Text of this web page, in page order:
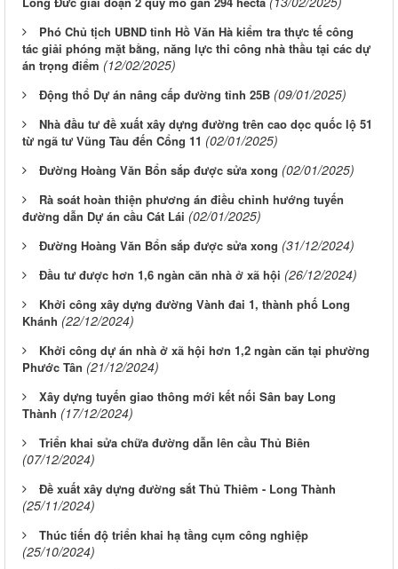
Phó Chủ tịch UBND tỉnh Hồ Văn Hà kiểm tra thực tế công
tác giải phóng mặt bằng, năng lực thi công nhà thầu tại các dự
án trọng điểm (12/02/2025)
Động thổ Dự án nâng cấp đường tỉnh 25B (09/01/2025)
Nhà đầu tư đề xuất xây dựng đường trên cao dọc quốc lộ 51
từ ngã tư Vũng Tàu đến Cổng 11 (02/01/2025)
Đường Hoàng Văn Bổn sắp được sửa xong (02/01/2025)
Rà soát hoàn thiện phương án điều chỉnh hướng tuyến
đường dẫn Dự án cầu Cát Lái (02/01/2025)
Đường Hoàng Văn Bổn sắp được sửa xong (31/12/2024)
Đầu tư được hơn 1,6 ngàn căn nhà ở xã hội (26/12/2024)
Khởi công xây dựng đường Vành đai 1, thành phố Long
Khánh (22/12/2024)
Khởi công dự án nhà ở xã hội hơn 1,2 ngàn căn tại phường
Phước Tân (21/12/2024)
Xây dựng tuyến giao thông mới kết nối Sân bay Long
Thành (17/12/2024)
Triển khai sửa chữa đường dẫn lên cầu Thủ Biên
(07/12/2024)
Đề xuất xây dựng đường sắt Thủ Thiêm - Long Thành
(25/11/2024)
Thúc tiến độ triển khai hạ tầng cụm công nghiệp
(25/10/2024)